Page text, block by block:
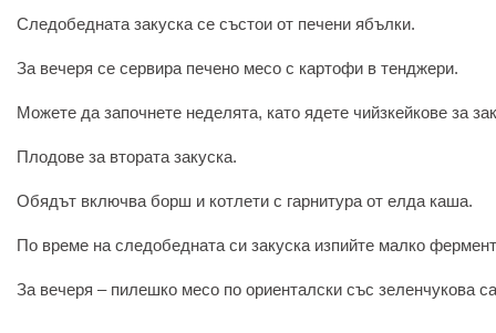
Следобедната закуска се състои от печени ябълки.
За вечеря се сервира печено месо с картофи в тенджери.
Можете да започнете неделята, като ядете чийзкейкове за
Плодове за втората закуска.
Обядът включва борш и котлети с гарнитура от елда каша.
По време на следобедната си закуска изпийте малко
За вечеря – пилешко месо по ориенталски със зеленчукова